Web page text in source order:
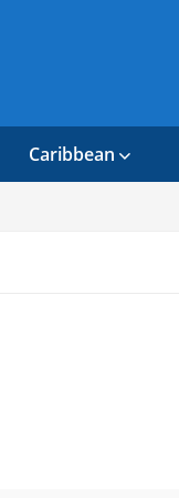
Caribbean